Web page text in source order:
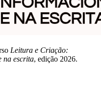
Leitura e Criação:
na escrita, edição 2026.